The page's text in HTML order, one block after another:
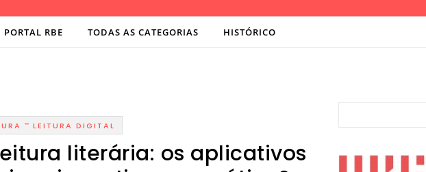
PORTAL RBE TODAS AS CATEGORIAS HISTÓRICO
- LEITURA DIGITAL
literária: os aplicativos